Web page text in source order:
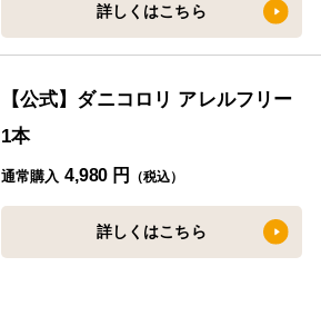
詳しくはこちら
【公式】ダニコロリ アレルフリー
1本
通常購入 4,980 円 （税込）
詳しくはこちら